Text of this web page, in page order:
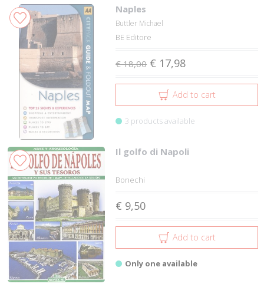
Naples
Buttler Michael
BE Editore
€ 18,00 € 17,98
Add to cart
3 products available
Il golfo di Napoli
Bonechi
€ 9,50
Add to cart
Only one available